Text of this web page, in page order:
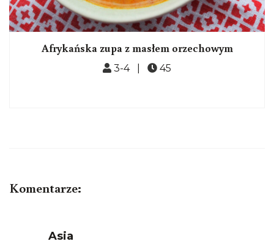
Afrykańska zupa z masłem orzechowym
3-4 | 45
Komentarze:
Asia